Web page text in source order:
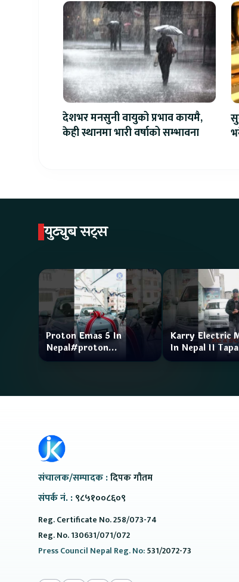
देशभर मनसुनी वायुको प्रभाव कायमै,
केही स्थानमा भारी वर्षाको सम्भावना
युट्युब सट्स
Proton Emas 5 In
Nepal#proton
#protonemas5#protonnepal#evcarnepal
Karry Electric
In Nepal II
II Jankari
संचालक/सम्पादक :दिपक गौतम
संपर्क नं. :९८५१००८६०९
Reg. Certificate No. 258/073-74
Reg. No. 130631/071/072
Press Council Nepal Reg. No:531/2072-73